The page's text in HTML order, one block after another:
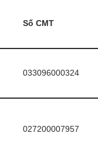
Số CMT
033096000324
027200007957